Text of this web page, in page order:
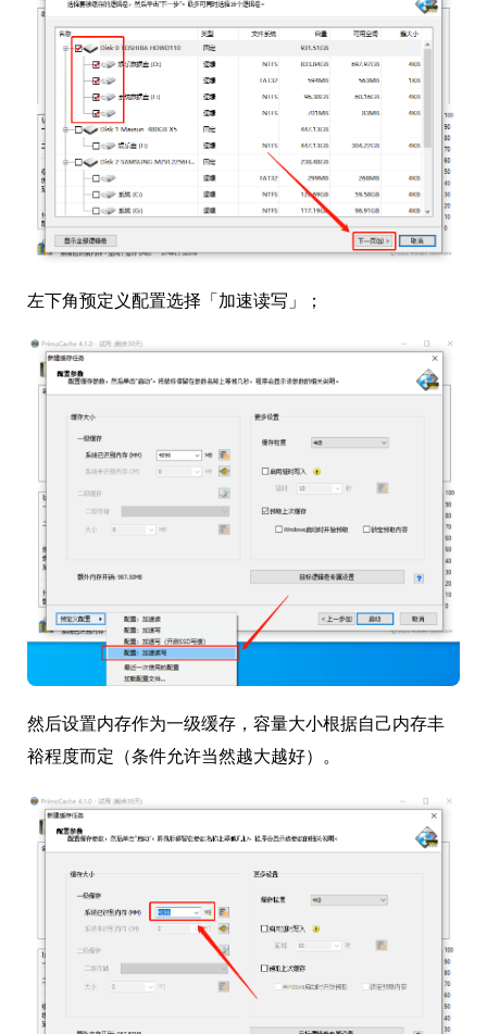
左下角预定义配置选择「加速读写」；
然后设置内存作为一级缓存，容量大小根据自己内存丰
裕程度而定（条件允许当然越大越好）。